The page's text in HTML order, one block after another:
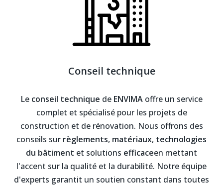
Conseil technique
Le conseil technique de ENVIMA offre un service
complet et spécialisé pour les projets de
construction et de rénovation. Nous offrons des
conseils sur règlements, matériaux, technologies
du bâtiment et solutions efficaceen mettant
l'accent sur la qualité et la durabilité. Notre équipe
d'experts garantit un soutien constant dans toutes